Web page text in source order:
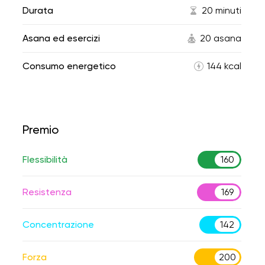
Durata 20 minuti
Asana ed esercizi 20 asana
Consumo energetico 144 kcal
Premio
Flessibilità 160
Resistenza 169
Concentrazione 142
Forza 200